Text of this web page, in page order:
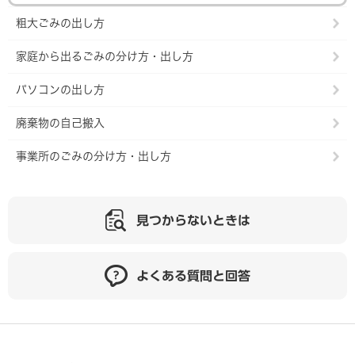
粗大ごみの出し方
家庭から出るごみの分け方・出し方
パソコンの出し方
廃棄物の自己搬入
事業所のごみの分け方・出し方
見つからないときは
よくある質問と回答